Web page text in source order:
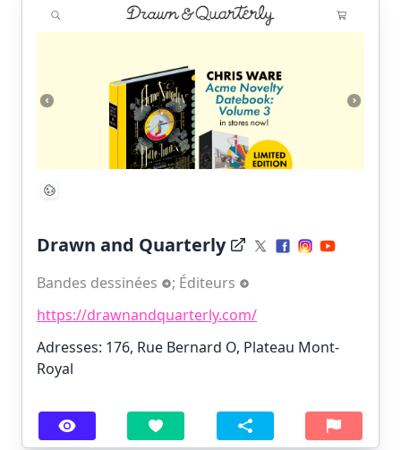
Drawn and Quarterly
Bandes dessinées ; Éditeurs
https://drawnandquarterly.com/
Adresses: 176, Rue Bernard O, Plateau Mont-
Royal